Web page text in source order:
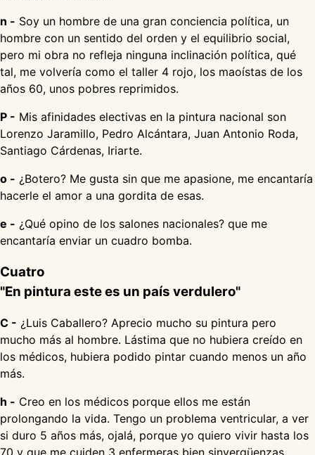
n - Soy un hombre de una gran conciencia política, un
hombre con un sentido del orden y el equilibrio social,
pero mi obra no refleja ninguna inclinación política, qué
tal, me volvería como el taller 4 rojo, los maoístas de los
años 60, unos pobres reprimidos.
P - Mis afinidades electivas en la pintura nacional son
Lorenzo Jaramillo, Pedro Alcántara, Juan Antonio Roda,
Santiago Cárdenas, Iriarte.
o - ¿Botero? Me gusta sin que me apasione, me encantaría
hacerle el amor a una gordita de esas.
e - ¿Qué opino de los salones nacionales? que me
encantaría enviar un cuadro bomba.
Cuatro
"En pintura este es un país verdulero"
C - ¿Luis Caballero? Aprecio mucho su pintura pero
mucho más al hombre. Lástima que no hubiera creído en
los médicos, hubiera podido pintar cuando menos un año
más.
h - Creo en los médicos porque ellos me están
prolongando la vida. Tengo un problema ventricular, a ver
si duro 5 años más, ojalá, porque yo quiero vivir hasta los